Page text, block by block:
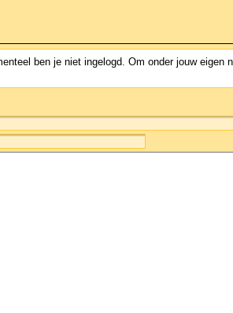
ben je niet ingelogd. Om onder jouw eigen